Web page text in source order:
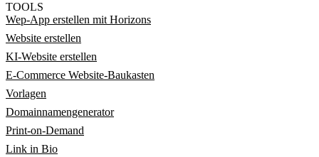
TOOLS
Wep-App erstellen mit Horizons
Website erstellen
KI-Website erstellen
E-Commerce Website-Baukasten
Vorlagen
Domainnamengenerator
Print-on-Demand
Link in Bio